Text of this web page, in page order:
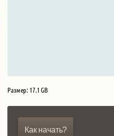
Размер: 17.1 GB
Как начать?